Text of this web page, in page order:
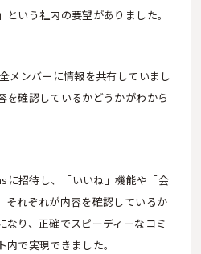
いう社内の要望がありました。
メンバーに情報を共有していまし
を確認しているかどうかがわから
に招待し、「いいね」機能や「会
それぞれが内容を確認しているか
なり、正確でスピーディーなコミ
で実現できました。